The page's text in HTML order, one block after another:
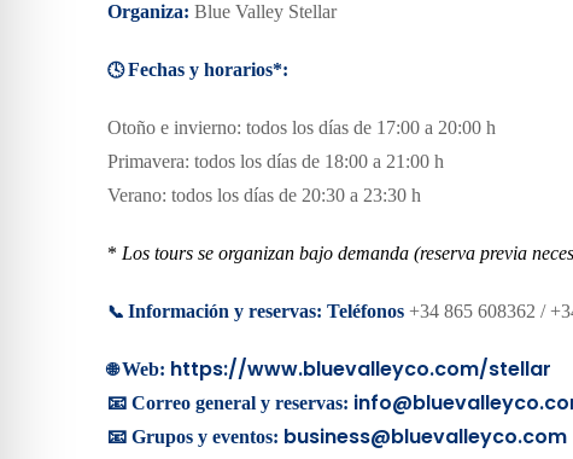
Organiza: Blue Valley Stellar
🕓Fechas y horarios*:
Otoño e invierno: todos los días de 17:00 a 20:00 h
Primavera: todos los días de 18:00 a 21:00 h
Verano: todos los días de 20:30 a 23:30 h
* Los tours se organizan bajo demanda (reserva previa
📞 Información y reservas: Teléfonos +34 865 608362 /
🌐Web: https://www.bluevalleyco.com/stellar
📧 Correo general y reservas:
📧 Grupos y eventos: business@bluevalleyco.com